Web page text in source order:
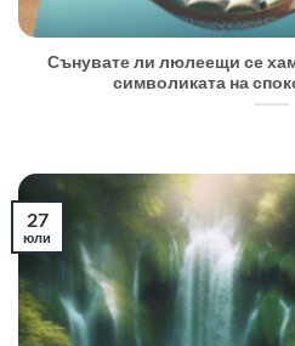
Сънувате ли люлеещи се
символиката на
27
юли